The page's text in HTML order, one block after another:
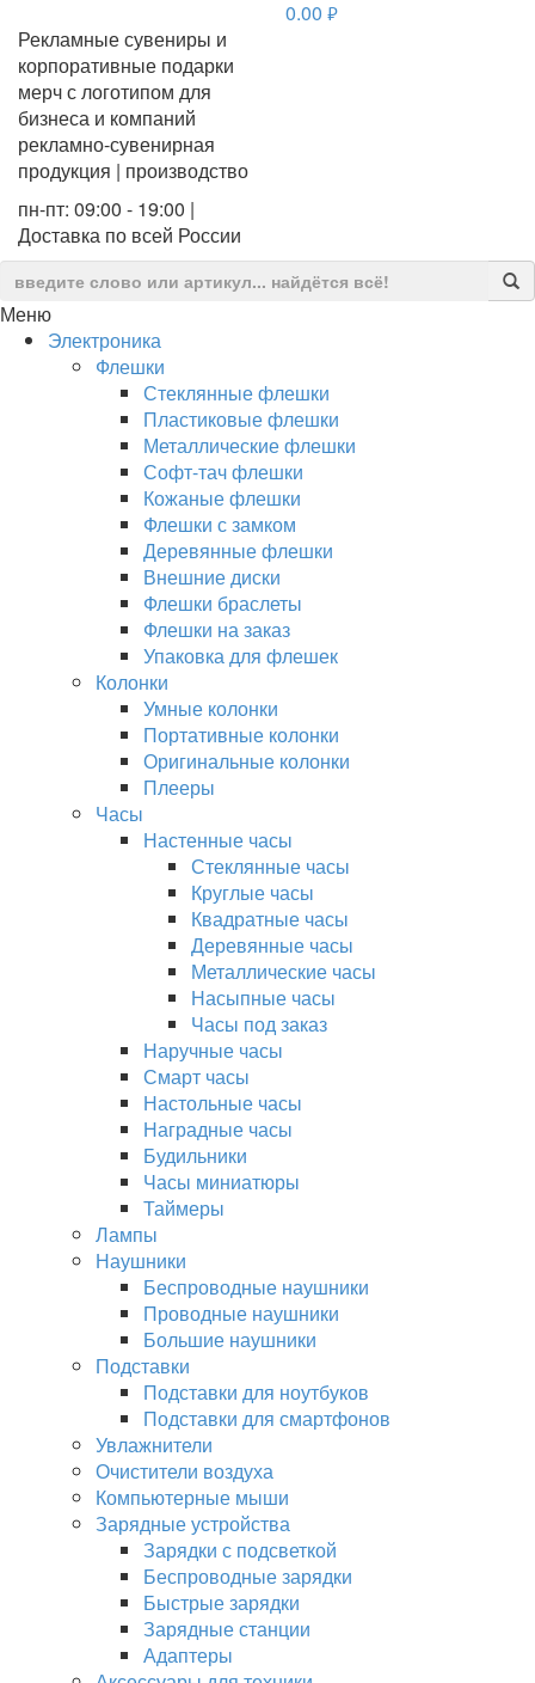
Рекламные сувениры и
корпоративные подарки
мерч с логотипом для
бизнеса и компаний
рекламно-сувенирная
продукция | производство
пн-пт: 09:00 - 19:00 |
Доставка по всей России
0.00 руб.
Меню
Электроника
Флешки
Стеклянные флешки
Пластиковые флешки
Металлические флешки
Софт-тач флешки
Кожаные флешки
Флешки с замком
Деревянные флешки
Внешние диски
Флешки браслеты
Флешки на заказ
Упаковка для флешек
Колонки
Умные колонки
Портативные колонки
Оригинальные колонки
Плееры
Часы
Настенные часы
Стеклянные часы
Круглые часы
Квадратные часы
Деревянные часы
Металлические часы
Насыпные часы
Часы под заказ
Наручные часы
Смарт часы
Настольные часы
Наградные часы
Будильники
Часы миниатюры
Таймеры
Лампы
Наушники
Беспроводные наушники
Проводные наушники
Большие наушники
Подставки
Подставки для ноутбуков
Подставки для смартфонов
Увлажнители
Очистители воздуха
Компьютерные мыши
Зарядные устройства
Зарядки с подсветкой
Беспроводные зарядки
Быстрые зарядки
Зарядные станции
Адаптеры